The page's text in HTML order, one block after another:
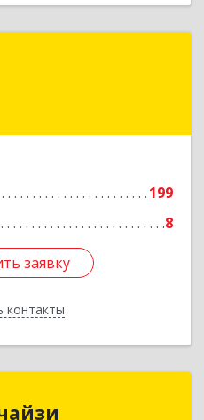
199
8
заявку
контакты
Якутск г, Ленина пр-
заявку
Франчайзи